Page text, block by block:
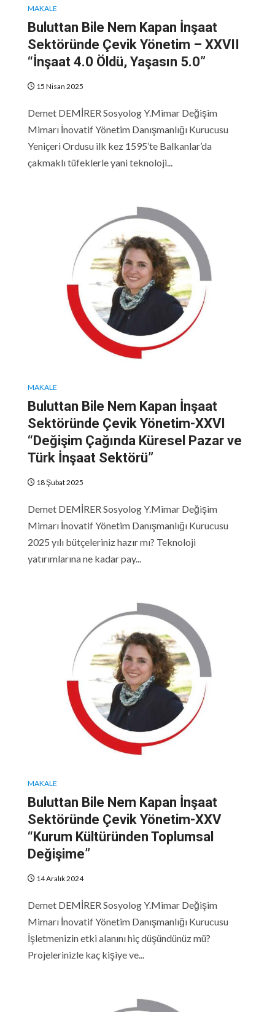
MAKALE
Buluttan Bile Nem Kapan İnşaat
Sektöründe Çevik Yönetim – XXVII
“İnşaat 4.0 Öldü, Yaşasın 5.0”
15 Nisan 2025
Demet DEMİRER Sosyolog Y.Mimar Değişim
Mimarı İnovatif Yönetim Danışmanlığı Kurucusu
Yeniçeri Ordusu ilk kez 1595’te Balkanlar’da
çakmaklı tüfeklerle yani teknoloji...
MAKALE
Buluttan Bile Nem Kapan İnşaat
Sektöründe Çevik Yönetim-XXVI
“Değişim Çağında Küresel Pazar ve
Türk İnşaat Sektörü”
18 Şubat 2025
Demet DEMİRER Sosyolog Y.Mimar Değişim
Mimarı İnovatif Yönetim Danışmanlığı Kurucusu
2025 yılı bütçeleriniz hazır mı? Teknoloji
yatırımlarına ne kadar pay...
MAKALE
Buluttan Bile Nem Kapan İnşaat
Sektöründe Çevik Yönetim-XXV
“Kurum Kültüründen Toplumsal
Değişime”
14 Aralık 2024
Demet DEMİRER Sosyolog Y.Mimar Değişim
Mimarı İnovatif Yönetim Danışmanlığı Kurucusu
İşletmenizin etki alanını hiç düşündünüz mü?
Projelerinizle kaç kişiye ve...